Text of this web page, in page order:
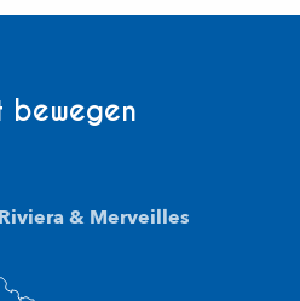
bewegen
& Merveilles